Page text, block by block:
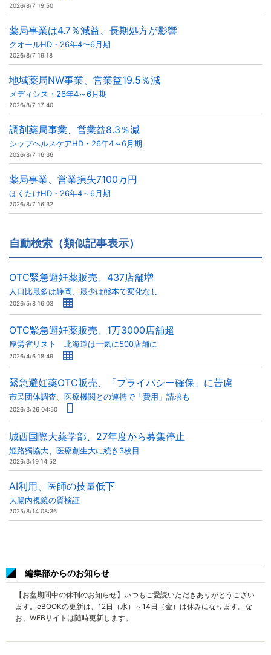
2026/8/7 19:50
薬局事業は4.7％減益、長期処方が影響
クオールHD・26年4〜6月期
2026/8/7 19:18
地域薬局NW事業、営業益19.5％減
メディシス・26年4～6月期
2026/8/7 17:40
調剤薬局事業、営業益8.3％減
シップヘルスケアHD・26年4～6月期
2026/8/7 16:36
薬局事業、営業損失7100万円
ほくたけHD・26年4～6月期
2026/8/7 16:32
自動検索（類似記事表示）
OTC緊急避妊薬販売、437店舗増
人口比最多は静岡、最少は熊本で変化なし
2026/5/8 16:03
OTC緊急避妊薬販売、1万3000店舗超
厚労省リスト 北海道は一気に500店舗に
2026/4/6 18:49
緊急避妊薬OTC販売、「プライバシー確保」に苦慮
市民団体調査、医療機関との連携で「費用」請求も
2026/3/26 04:50
城西国際大薬学部、27年度から募集停止
姫路獨協大、医療創生大に続き3校目
2026/3/19 14:52
AI利用、医師の技量低下
大腸内視鏡の質検証
2025/8/14 08:36
編集部からのお知らせ
【お盆期間中の休刊のお知らせ】いつもご愛読いただきありがとうござい
ます。eBOOKの更新は、12日（水）～14日（金）は休みになります。な
お、WEBサイトは随時更新します。